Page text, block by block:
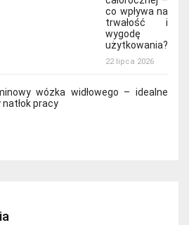
co wpływa na
trwałość i
wygodę
użytkowania?
22 lipca 2026
wózka widłowego – idealne
pracy